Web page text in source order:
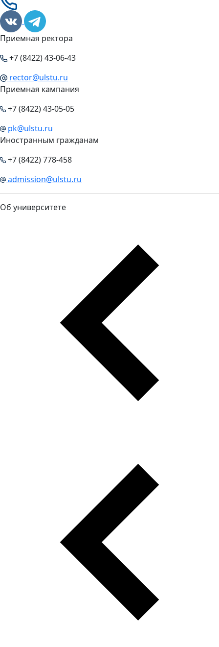
Приемная ректора
+7 (8422) 43-06-43
rector@ulstu.ru
Приемная кампания
+7 (8422) 43-05-05
pk@ulstu.ru
Иностранным гражданам
+7 (8422) 778-458
admission@ulstu.ru
Об университете